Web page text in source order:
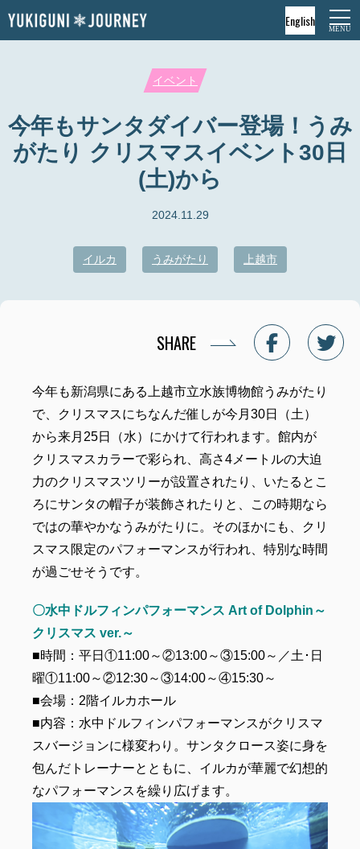
English
イベント
今年もサンタダイバー登場！うみ
がたり クリスマスイベント30日
(土)から
2024.11.29
イルカ うみがたり 上越市
SHARE
今年も新潟県にある上越市立水族博物館うみがたり
で、クリスマスにちなんだ催しが今月30日（土）
から来月25日（水）にかけて行われます。館内が
クリスマスカラーで彩られ、高さ4メートルの大迫
力のクリスマスツリーが設置されたり、いたるとこ
ろにサンタの帽子が装飾されたりと、この時期なら
ではの華やかなうみがたりに。そのほかにも、クリ
スマス限定のパフォーマンスが行われ、特別な時間
が過ごせそうです。
〇水中ドルフィンパフォーマンス Art of Dolphin～
クリスマス ver.～
■時間：平日①11:00～②13:00～③15:00～／土･日
曜①11:00～②12:30～③14:00～④15:30～
■会場：2階イルカホール
■内容：水中ドルフィンパフォーマンスがクリスマ
スバージョンに様変わり。サンタクロース姿に身を
包んだトレーナーとともに、イルカが華麗で幻想的
なパフォーマンスを繰り広げます。